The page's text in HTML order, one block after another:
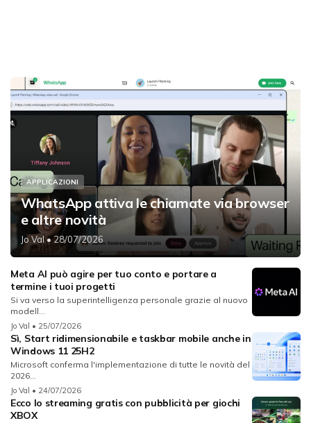
APPLICAZIONI
WhatsApp attiva le chiamate via browser
e altre novità
Jo Val• 28/07/2026
Meta AI può agire per tuo conto e portare a
termine i tuoi progetti
Si va verso la superintelligenza personale grazie al nuovo
modell...
Jo Val • 25/07/2026
Sì, Start ridimensionabile e taskbar mobile anche in
Windows 11 25H2
Microsoft conferma l'implementazione di tutte le novità del
2026...
Jo Val • 24/07/2026
Ecco lo streaming gratis con pubblicità per giochi
XBOX